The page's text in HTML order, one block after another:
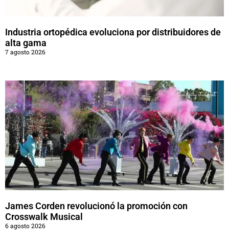
Industria ortopédica evoluciona por distribuidores de
alta gama
7 agosto 2026
James Corden revolucionó la promoción con
Crosswalk Musical
6 agosto 2026